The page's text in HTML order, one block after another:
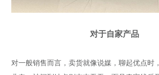
对于自家产品
对一般销售而言，卖货就像说媒，聊起优点时